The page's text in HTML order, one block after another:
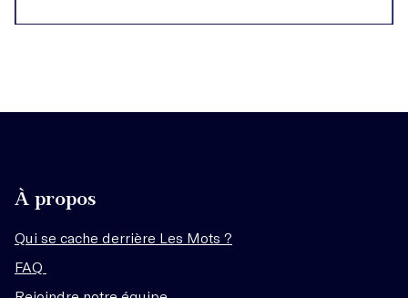
À propos
Qui se cache derrière Les Mots ?
FAQ